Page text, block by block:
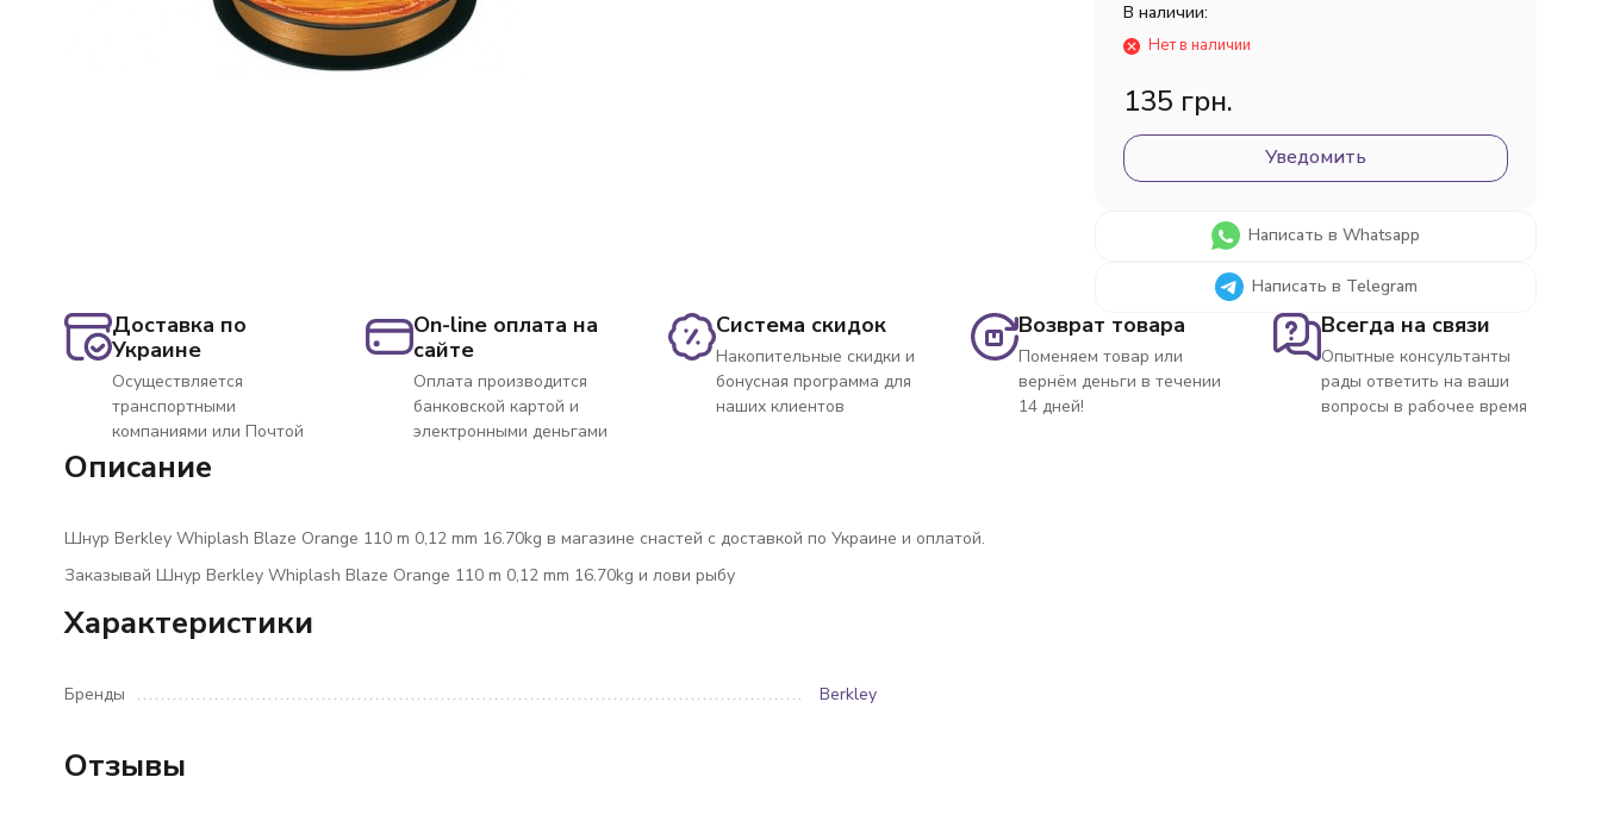
В наличии:
Нет в наличии
135 грн.
Уведомить
Написать в Whatsapp
Написать в Telegram
Доставка по
Украине
Осуществляется
транспортными
компаниями или Почтой
On-line оплата на
сайте
Оплата производится
банковской картой и
электронными деньгами
Система скидок
Накопительные скидки и
бонусная программа для
наших клиентов
Возврат товара
Поменяем товар или
вернём деньги в течении
14 дней!
Всегда на связи
Опытные консультанты
рады ответить на ваши
вопросы в рабочее время
Описание
Шнур Berkley Whiplash Blaze Orange 110 m 0,12 mm 16.70kg в магазине снастей с доставкой по Украине и оплатой.
Заказывай Шнур Berkley Whiplash Blaze Orange 110 m 0,12 mm 16.70kg и лови рыбу
Характеристики
Бренды Berkley
Отзывы